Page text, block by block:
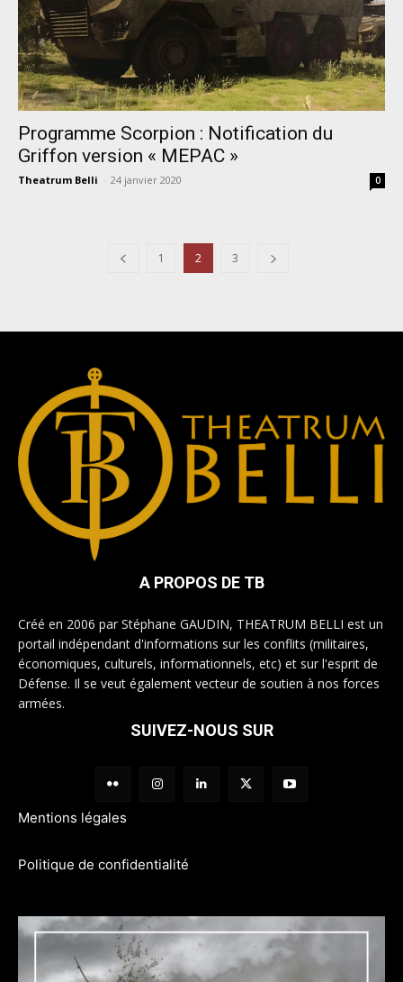
Programme Scorpion : Notification du
Griffon version « MEPAC »
Theatrum Belli - 24 janvier 2020 0
1 2 3
A PROPOS DE TB
Créé en 2006 par Stéphane GAUDIN, THEATRUM BELLI est un
portail indépendant d'informations sur les conflits (militaires,
économiques, culturels, informationnels, etc) et sur l'esprit de
Défense. Il se veut également vecteur de soutien à nos forces
armées.
SUIVEZ-NOUS SUR
Mentions légales
Politique de confidentialité